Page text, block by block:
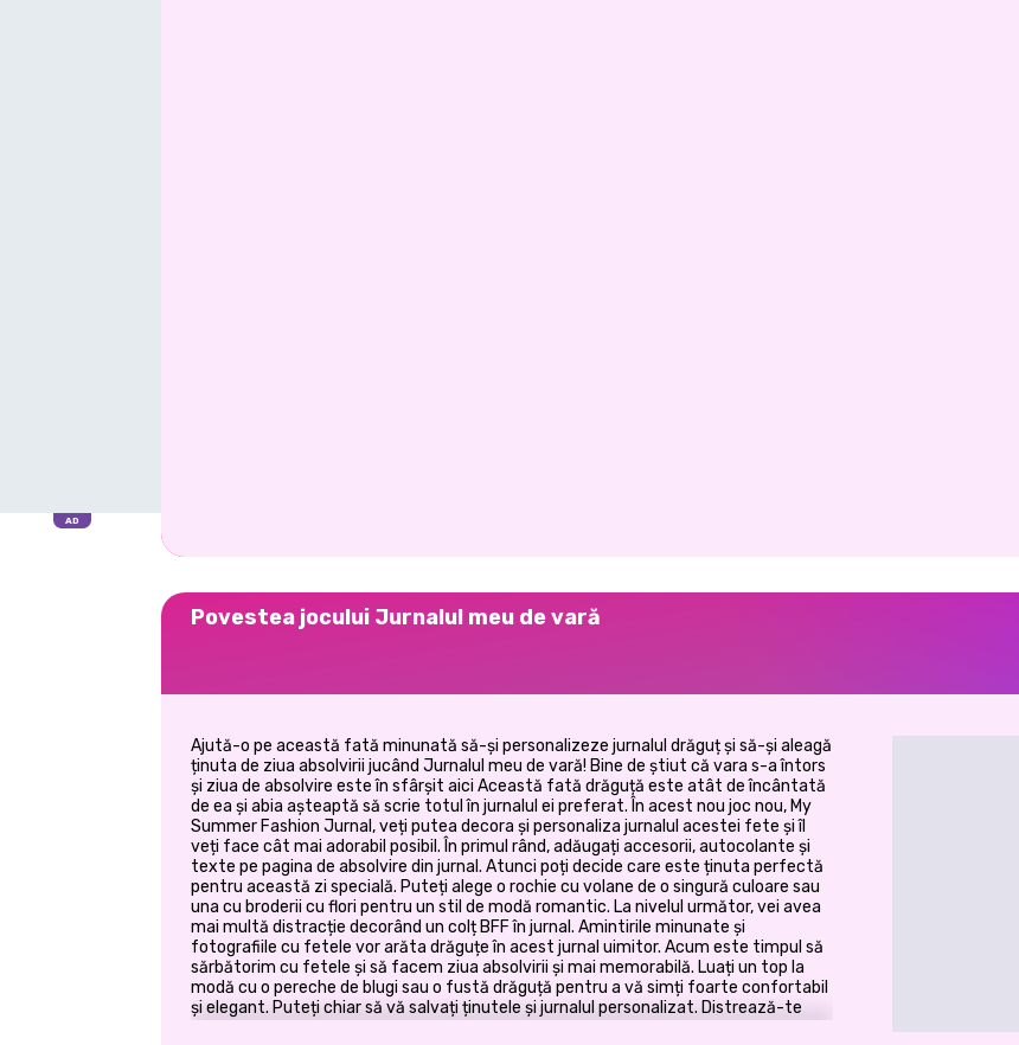
Povestea jocului Jurnalul meu de vară
Ajută-o pe această fată minunată să-și personalizeze jurnalul drăguț și să-și aleagă
ținuta de ziua absolvirii jucând Jurnalul meu de vară! Bine de știut că vara s-a întors
și ziua de absolvire este în sfârșit aici Această fată drăguță este atât de încântată
de ea și abia așteaptă să scrie totul în jurnalul ei preferat. În acest nou joc nou, My
Summer Fashion Jurnal, veți putea decora și personaliza jurnalul acestei fete și îl
veți face cât mai adorabil posibil. În primul rând, adăugați accesorii, autocolante și
texte pe pagina de absolvire din jurnal. Atunci poți decide care este ținuta perfectă
pentru această zi specială. Puteți alege o rochie cu volane de o singură culoare sau
una cu broderii cu flori pentru un stil de modă romantic. La nivelul următor, vei avea
mai multă distracție decorând un colț BFF în jurnal. Amintirile minunate și
fotografiile cu fetele vor arăta drăguțe în acest jurnal uimitor. Acum este timpul să
sărbătorim cu fetele și să facem ziua absolvirii și mai memorabilă. Luați un top la
modă cu o pereche de blugi sau o fustă drăguță pentru a vă simți foarte confortabil
și elegant. Puteți chiar să vă salvați ținutele și jurnalul personalizat. Distrează-te